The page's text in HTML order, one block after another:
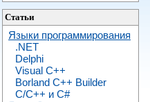
Статьи
Языки программирования
.NET
Delphi
Visual C++
Borland C++ Builder
C/С++ и C#